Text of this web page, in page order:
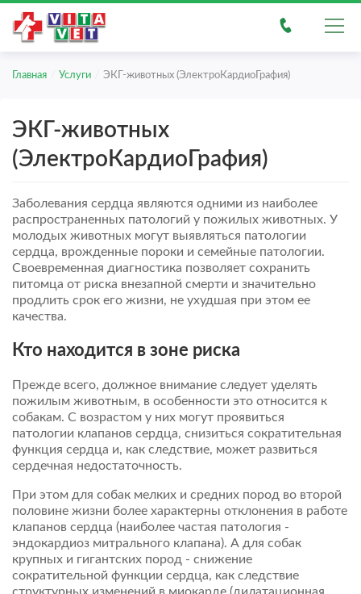
Главная Услуги ЭКГ-животных (ЭлектроКардиоГрафия)
ЭКГ-животных
(ЭлектроКардиоГрафия)
Заболевания сердца являются одними из наиболее
распространенных патологий у пожилых животных. У
молодых животных могут выявляться патологии
сердца, врожденные пороки и семейные патологии.
Своевременная диагностика позволяет сохранить
питомца от риска внезапной смерти и значительно
продлить срок его жизни, не ухудшая при этом ее
качества.
Кто находится в зоне риска
Прежде всего, должное внимание следует уделять
пожилым животным, в особенности это относится к
собакам. С возрастом у них могут проявиться
патологии клапанов сердца, снизиться сократительная
функция сердца и, как следствие, может развиться
сердечная недостаточность.
При этом для собак мелких и средних пород во второй
половине жизни более характерны отклонения в работе
клапанов сердца (наиболее частая патология -
эндокардиоз митрального клапана). А для собак
крупных и гигантских пород - снижение
сократительной функции сердца, как следствие
структурных изменений в миокарде (дилатационная